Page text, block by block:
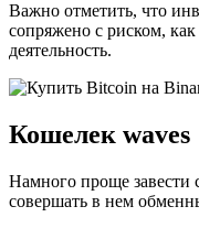
Важно отметить, что
сопряжено с риском,
деятельность.
Кошелек waves
Намного проще завести
совершать в нем